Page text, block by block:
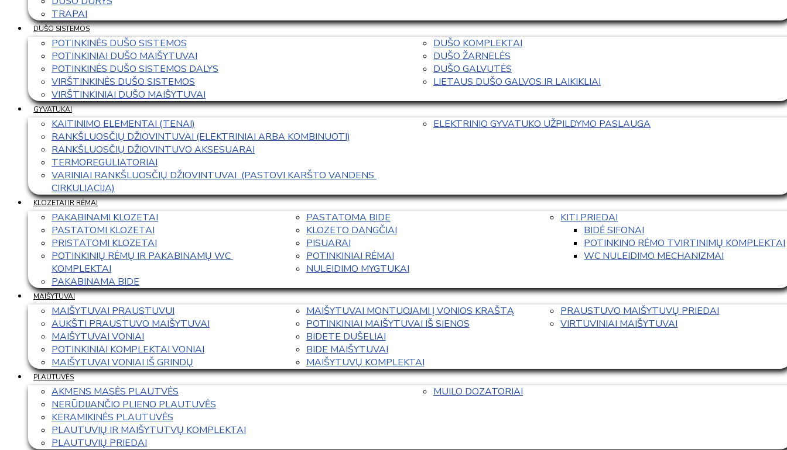
TRAPAI
DUŠO SISTEMOS
POTINKINĖS DUŠO SISTEMOS
POTINKINIAI DUŠO MAIŠYTUVAI
POTINKINĖS DUŠO SISTEMOS DALYS
VIRŠTINKINĖS DUŠO SISTEMOS
VIRŠTINKINIAI DUŠO MAIŠYTUVAI
DUŠO KOMPLEKTAI
DUŠO ŽARNELĖS
DUŠO GALVUTĖS
LIETAUS DUŠO GALVOS IR LAIKIKLIAI
GYVATUKAI
KAITINIMO ELEMENTAI (TENAI)
RANKŠLUOSČIŲ DŽIOVINTUVAI (ELEKTRINIAI ARBA KOMBINUOTI)
RANKŠLUOSČIŲ DŽIOVINTUVO AKSESUARAI
TERMOREGULIATORIAI
VARINIAI RANKŠLUOSČIŲ DŽIOVINTUVAI  (PASTOVI KARŠTO VANDENS
CIRKULIACIJA)
ELEKTRINIO GYVATUKO UŽPILDYMO PASLAUGA
KLOZETAI IR RĖMAI
PAKABINAMI KLOZETAI
PASTATOMI KLOZETAI
PRISTATOMI KLOZETAI
POTINKINIŲ RĖMŲ IR PAKABINAMŲ WC
KOMPLEKTAI
PAKABINAMA BIDE
PASTATOMA BIDE
KLOZETO DANGČIAI
PISUARAI
POTINKINIAI RĖMAI
NULEIDIMO MYGTUKAI
KITI PRIEDAI
BIDĖ SIFONAI
POTINKINO RĖMO TVIRTINIMŲ KOMPLEKTAI
WC NULEIDIMO MECHANIZMAI
MAIŠYTUVAI
MAIŠYTUVAI PRAUSTUVUI
AUKŠTI PRAUSTUVO MAIŠYTUVAI
MAIŠYTUVAI VONIAI
POTINKINIAI KOMPLEKTAI VONIAI
MAIŠYTUVAI VONIAI IŠ GRINDŲ
MAIŠYTUVAI MONTUOJAMI Į VONIOS KRAŠTĄ
POTINKINIAI MAIŠYTUVAI IŠ SIENOS
BIDETE DUŠELIAI
BIDE MAIŠYTUVAI
MAIŠYTUVŲ KOMPLEKTAI
PRAUSTUVO MAIŠYTUVŲ PRIEDAI
VIRTUVINIAI MAIŠYTUVAI
PLAUTUVĖS
AKMENS MASĖS PLAUTVĖS
NERŪDIJANČIO PLIENO PLAUTUVĖS
KERAMIKINĖS PLAUTUVĖS
PLAUTUVIŲ IR MAIŠYTUTVŲ KOMPLEKTAI
PLAUTUVIŲ PRIEDAI
MUILO DOZATORIAI